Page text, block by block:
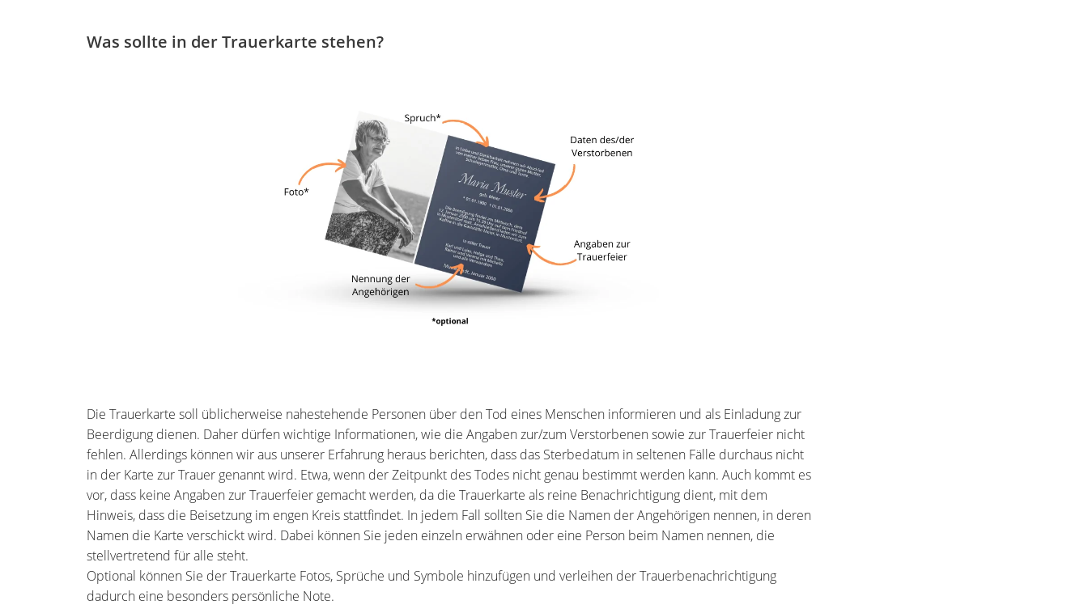
Was sollte in der Trauerkarte stehen?
Die Trauerkarte soll üblicherweise nahestehende Personen über den Tod eines Menschen informieren und als Einladung zur
Beerdigung dienen. Daher dürfen wichtige Informationen, wie die Angaben zur/zum Verstorbenen sowie zur Trauerfeier nicht
fehlen. Allerdings können wir aus unserer Erfahrung heraus berichten, dass das Sterbedatum in seltenen Fälle durchaus nicht
in der Karte zur Trauer genannt wird. Etwa, wenn der Zeitpunkt des Todes nicht genau bestimmt werden kann. Auch kommt es
vor, dass keine Angaben zur Trauerfeier gemacht werden, da die Trauerkarte als reine Benachrichtigung dient, mit dem
Hinweis, dass die Beisetzung im engen Kreis stattfindet. In jedem Fall sollten Sie die Namen der Angehörigen nennen, in deren
Namen die Karte verschickt wird. Dabei können Sie jeden einzeln erwähnen oder eine Person beim Namen nennen, die
stellvertretend für alle steht.
Optional können Sie der Trauerkarte Fotos, Sprüche und Symbole hinzufügen und verleihen der Trauerbenachrichtigung
dadurch eine besonders persönliche Note.